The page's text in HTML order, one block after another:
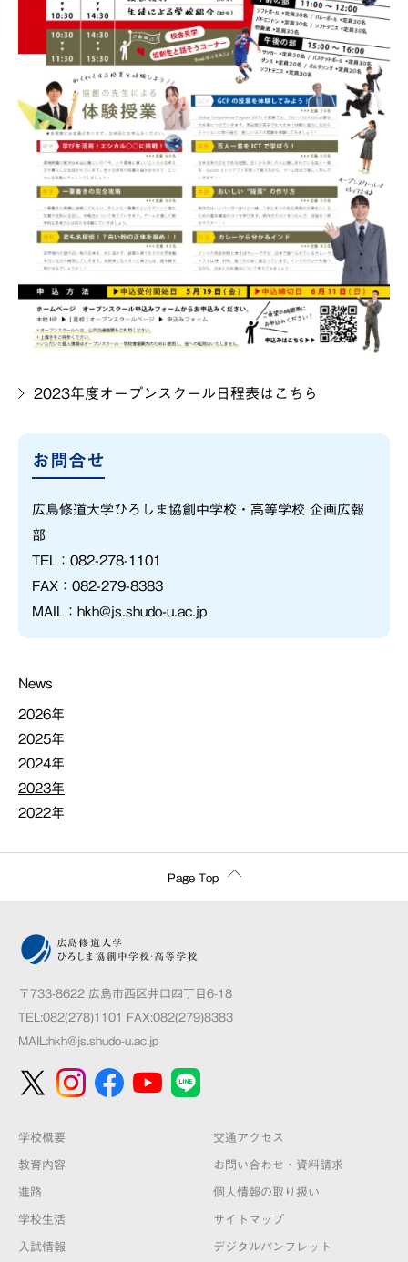
2023年度オープンスクール日程表はこちら
お問合せ
広島修道大学ひろしま協創中学校・高等学校 企画広報
部
TEL：082-278-1101
FAX：082-279-8383
MAIL：hkh@js.shudo-u.ac.jp
News
2026年
2025年
2024年
2023年
2022年
Page Top
〒733-8622 広島市西区井口四丁目6-18
TEL:082(278)1101 FAX:082(279)8383
MAIL:hkh@js.shudo-u.ac.jp
学校概要
教育内容
進路
学校生活
入試情報
交通アクセス
お問い合わせ・資料請求
個人情報の取り扱い
サイトマップ
デジタルパンフレット